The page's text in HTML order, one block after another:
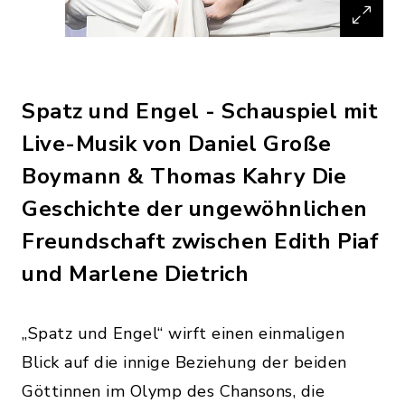
Spatz und Engel - Schauspiel mit
Live-Musik von Daniel Große
Boymann & Thomas Kahry Die
Geschichte der ungewöhnlichen
Freundschaft zwischen Edith Piaf
und Marlene Dietrich
„Spatz und Engel“ wirft einen einmaligen
Blick auf die innige Beziehung der beiden
Göttinnen im Olymp des Chansons, die